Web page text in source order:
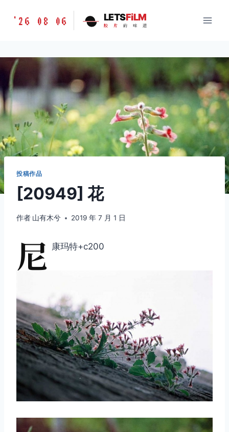
胶
味
道
LETSFILM
'26 08 06 LETSFiLM
胶 片 的 味 道
投稿作品
[20949] 花
作者 山有木兮 2019 年 7 月 1 日
尼 康玛特+c200